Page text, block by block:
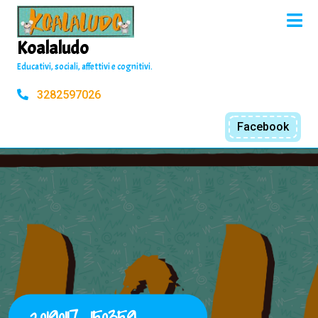
Skip
contentKoalaludo
Educativi, sociali, affettivi e cognitivi.
3282597026
Facebook